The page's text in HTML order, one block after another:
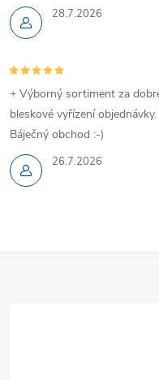
28.7.2026
26.7.2026
+ Výborný sortiment za
bleskové vyřízení objednávky.
Báječný obchod :-)